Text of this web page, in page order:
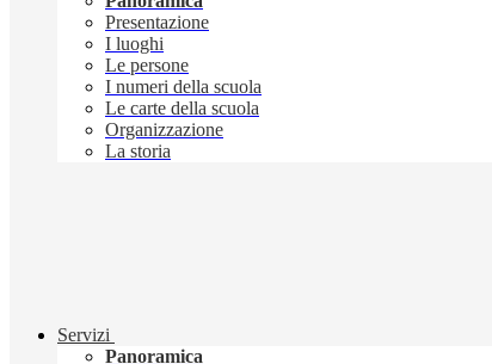
Presentazione
I luoghi
Le persone
I numeri della scuola
Le carte della scuola
Organizzazione
La storia
Servizi
Panoramica